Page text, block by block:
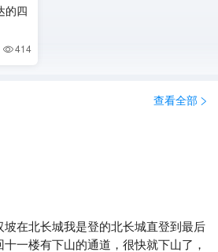
的四
414
查看全部 
在北长城我是登的北长城直登到最后
一楼有下山的通道，很快就下山了，